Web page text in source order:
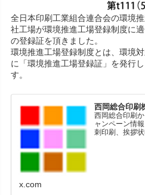
全日本印刷工業組合連合会の環境
社工場が環境推進工場登録制度に
の登録証を頂きました。
環境推進工場登録制度とは、環境
に「環境推進工場登録証」を発行
す。
西岡総合印刷
西岡総合印刷
ャンペーン情
刺印刷、挨拶
x.com